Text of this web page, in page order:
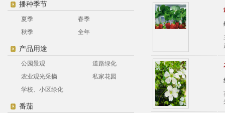
播种季节
夏季
春季
秋季
全年
产品用途
公园景观
道路绿化
农业观光采摘
私家花园
学校、小区绿化
番茄